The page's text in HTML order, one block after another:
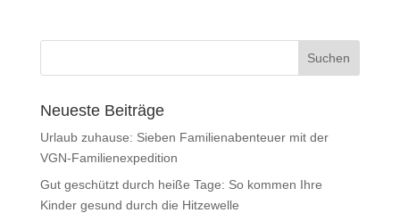
Neueste Beiträge
Urlaub zuhause: Sieben Familienabenteuer mit der
VGN-Familienexpedition
Gut geschützt durch heiße Tage: So kommen Ihre
Kinder gesund durch die Hitzewelle